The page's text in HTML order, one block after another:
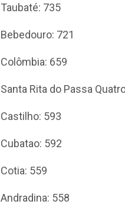
Taubaté: 735
Bebedouro: 721
Colômbia: 659
Santa Rita do Passa
Castilho: 593
Cubatao: 592
Cotia: 559
Andradina: 558